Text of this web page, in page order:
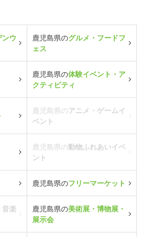
ンウ
鹿児島県のグルメ・フードフ
ェス
鹿児島県の体験イベント・ア
クティビティ
鹿児島県のアニメ・ゲームイ
ベント
鹿児島県の動物ふれあいイベ
ント
鹿児島県のフリーマーケット
音楽
鹿児島県の美術展・博物展・
展示会